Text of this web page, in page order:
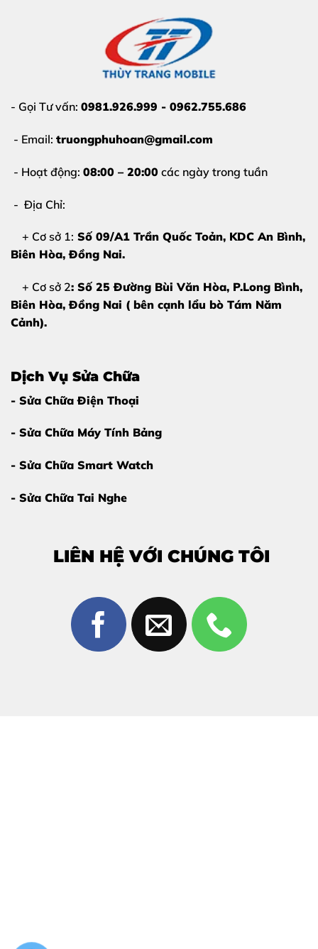
- Gọi Tư vấn: 0981.926.999 - 0962.755.686
- Email: truongphuhoan@gmail.com
- Hoạt động: 08:00 – 20:00 các ngày trong tuần
- Địa Chỉ:
+ Cơ sở 1: Số 09/A1 Trần Quốc Toản, KDC An Bình,
Biên Hòa, Đồng Nai.
+ Cơ sở 2: Số 25 Đường Bùi Văn Hòa, P.Long Bình,
Biên Hòa, Đồng Nai ( bên cạnh lẩu bò Tám Năm
Cảnh).
Dịch Vụ Sửa Chữa
- Sửa Chữa Điện Thoại
- Sửa Chữa Máy Tính Bảng
- Sửa Chữa Smart Watch
- Sửa Chữa Tai Nghe
LIÊN HỆ VỚI CHÚNG TÔI